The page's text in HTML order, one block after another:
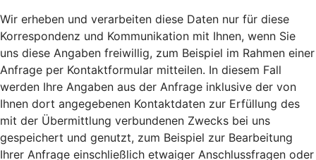
Wir erheben und verarbeiten diese Daten nur für diese
Korrespondenz und Kommunikation mit Ihnen, wenn Sie
uns diese Angaben freiwillig, zum Beispiel im Rahmen einer
Anfrage per Kontaktformular mitteilen. In diesem Fall
werden Ihre Angaben aus der Anfrage inklusive der von
Ihnen dort angegebenen Kontaktdaten zur Erfüllung des
mit der Übermittlung verbundenen Zwecks bei uns
gespeichert und genutzt, zum Beispiel zur Bearbeitung
Ihrer Anfrage einschließlich etwaiger Anschlussfragen oder